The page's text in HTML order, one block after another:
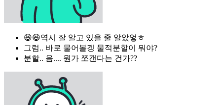
😆😆역시 잘 알고 있을 줄 알았엏ㅎ
그럼.. 바로 물어볼겡 물적분할이 뭐야?
분할.. 음.... 뭔가 쪼갠다는 건가??